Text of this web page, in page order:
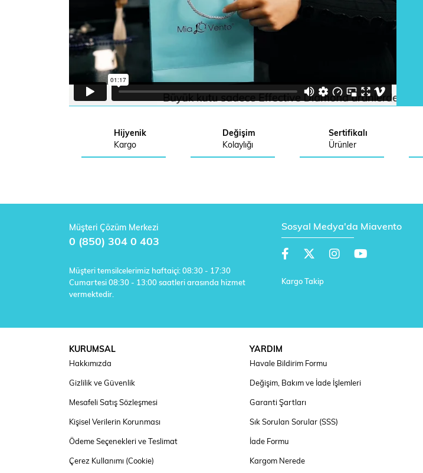
Hijyenik
Kargo
Değişim
Kolaylığı
Sertifikalı
Ürünler
Müşteri Çözüm Merkezi
0 (850) 304 0 403
Müşteri temsilcelerimiz haftaiçi: 08:30 - 17:30
Cumartesi 08:30 - 13:00 saatleri arasında hizmet
vermektedir.
Sosyal Medya'da Miavento
Kargo Takip
KURUMSAL
Hakkımızda
Gizlilik ve Güvenlik
Mesafeli Satış Sözleşmesi
Kişisel Verilerin Korunması
Ödeme Seçenekleri ve Teslimat
Çerez Kullanımı (Cookie)
YARDIM
Havale Bildirim Formu
Değişim, Bakım ve İade İşlemleri
Garanti Şartları
Sık Sorulan Sorular (SSS)
İade Formu
Kargom Nerede